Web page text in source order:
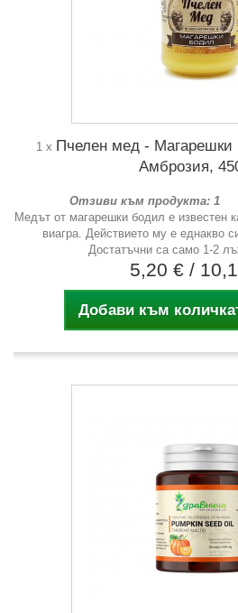
1 x Пчелен мед - Магарешки
Амброзия,
Отзиви към продукта: 1
Медът от магарешки бодил е известен
виагра. Действието му е еднакво
Достатъчни са само 1-2
5,20 € /
Добави към